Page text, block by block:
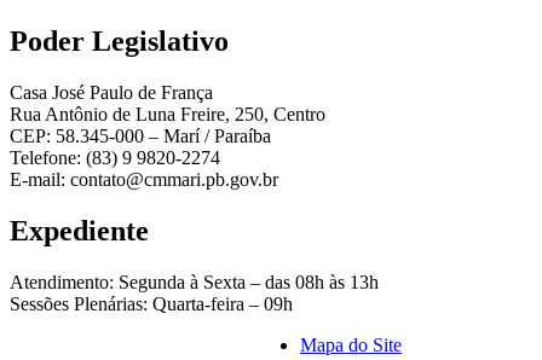
Poder Legislativo
Casa José Paulo de França
Rua Antônio de Luna Freire, 250, Centro
CEP: 58.345-000 – Marí / Paraíba
Telefone: (83) 9 9820-2274
E-mail: contato@cmmari.pb.gov.br
Expediente
Atendimento: Segunda à Sexta – das 08h às 13h
Sessões Plenárias: Quarta-feira – 09h
Mapa do Site